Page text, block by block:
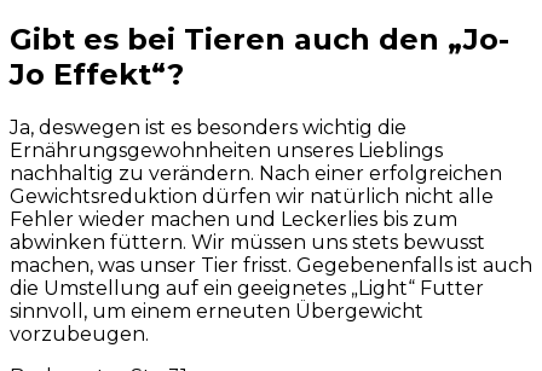
Gibt es bei Tieren auch den „Jo-
Jo Effekt“?
Ja, deswegen ist es besonders wichtig die
Ernährungsgewohnheiten unseres Lieblings
nachhaltig zu verändern. Nach einer erfolgreichen
Gewichtsreduktion dürfen wir natürlich nicht alle
Fehler wieder machen und Leckerlies bis zum
abwinken füttern. Wir müssen uns stets bewusst
machen, was unser Tier frisst. Gegebenenfalls ist auch
die Umstellung auf ein geeignetes „Light“ Futter
sinnvoll, um einem erneuten Übergewicht
vorzubeugen.